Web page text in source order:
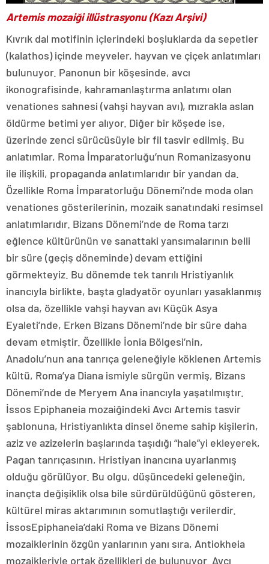
Artemis mozaiği illüstrasyonu (Kazı Arşivi)
Kıvrık dal motifinin içlerindeki boşluklarda da sepetler
(kalathos) içinde meyveler, hayvan ve çiçek anlatımları
bulunuyor. Panonun bir köşesinde, avcı
ikonografisinde, kahramanlaştırma anlatımı olan
venationes sahnesi (vahşi hayvan avı), mızrakla aslan
öldürme betimi yer alıyor. Diğer bir köşede ise,
üzerinde zenci sürücüsüyle bir fil tasvir edilmiş. Bu
anlatımlar, Roma İmparatorluğu’nun Romanizasyonu
ile ilişkili, propaganda anlatımlarıdır bir yandan da.
Özellikle Roma İmparatorluğu Dönemi’nde moda olan
venationes gösterilerinin, mozaik sanatındaki resimsel
anlatımlarıdır. Bizans Dönemi’nde de Roma tarzı
eğlence kültürünün ve sanattaki yansımalarının belli
bir süre (geçiş döneminde) devam ettiğini
görmekteyiz. Bu dönemde tek tanrılı Hristiyanlık
inancıyla birlikte, başta gladyatör oyunları yasaklanmış
olsa da, özellikle vahşi hayvan avı Küçük Asya
Eyaleti’nde, Erken Bizans Dönemi’nde bir süre daha
devam etmiştir. Özellikle İonia Bölgesi’nin,
Anadolu’nun ana tanrıça geleneğiyle köklenen Artemis
kültü, Roma’ya Diana ismiyle sürgün vermiş, Bizans
Dönemi’nde de Meryem Ana inancıyla yaşatılmıştır.
İssos Epiphaneia mozaiğindeki Avcı Artemis tasvir
şablonuna, Hristiyanlıkta dinsel öneme sahip kişilerin,
aziz ve azizelerin başlarında taşıdığı “hale”yi ekleyerek,
Pagan tanrıçasının, Hristiyan inancına uyarlanmış
olduğu görülüyor. Bu olgu, düşüncedeki geleneğin,
inançta değişiklik olsa bile sürdürüldüğünü gösteren,
kültürel miras aktarımının somutlaştığı verilerdir.
İssosEpiphaneia’daki Roma ve Bizans Dönemi
mozaiklerinin özgün yanlarının yanı sıra, Antiokheia
mozaikleriyle ortak özellikleri de bulunuyor. Avcı